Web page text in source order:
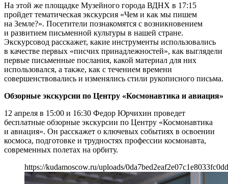
На этой же площадке Музейного города ВДНХ в 17:15
пройдет тематическая экскурсия «Чем и как мы пишем
на Земле?». Посетители познакомятся с возникновением
и развитием письменной культуры в нашей стране.
Экскурсовод расскажет, какие инструменты использовались
в качестве первых «писчих принадлежностей», как выглядели
первые письменные послания, какой материал для них
использовался, а также, как с течением времени
совершенствовались и изменялись стили рукописного письма.
Обзорные экскурсии по Центру «Космонавтика и авиация»
12 апреля в 15:00 и 16:30 Федор Юрчихин проведет
бесплатные обзорные экскурсии по Центру «Космонавтика
и авиация». Он расскажет о ключевых событиях в освоении
космоса, подготовке и трудностях профессии космонавта,
современных полетах на орбиту.
https://kudamoscow.ru/uploads/